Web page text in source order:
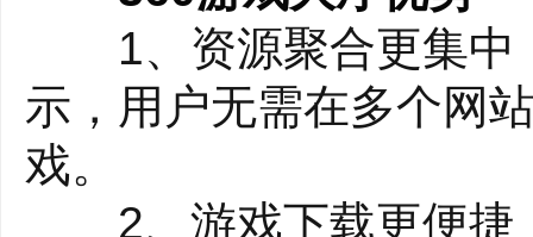
1、资源聚合更集中
示，用户无需在多个网
戏。
2、游戏下载更便捷